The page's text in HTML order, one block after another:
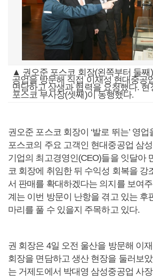
▲ 권오준 포스코 회장(왼쪽부터 둘째
공업을 방문해 직접 이재성 현대중공
면담하고 상생과 협력을 요청했다.
포스코 부사장(셋째)이 동행했다.
권오준 포스코 회장이 ‘발로 뛰는’ 영
포스코의 주요 고객인 현대중공업 삼
기업의 최고경영인(CEO)들을 잇달아
코 회장에 취임한 뒤 수익성 회복을 강
서 판매를 확대하겠다는 의지를 보여
계는 이번 방문이 난항을 겪고 있는 후
마리를 풀 수 있을지 주목하고 있다.
권 회장은 4일 오전 울산을 방문해 이
회장을 면담하고 생산 현장을 둘러보
는 거제도에서 박대영 삼성중공업 사